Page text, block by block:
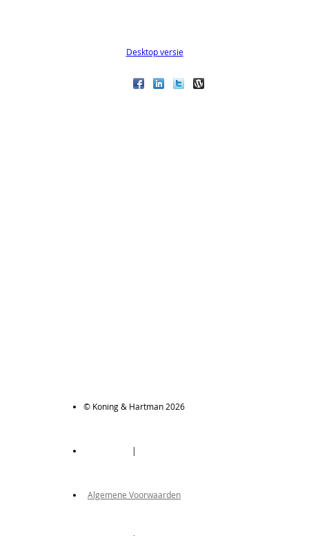
Desktop versie
© Koning & Hartman 2026
|
Algemene Voorwaarden